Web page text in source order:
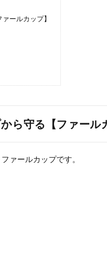
ールカップ】
ら守る【ファール
ァールカップです。